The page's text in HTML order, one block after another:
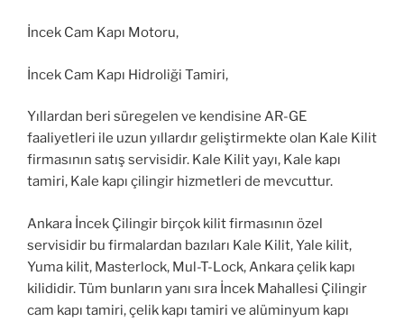
İncek Cam Kapı Motoru,
İncek Cam Kapı Hidroliği Tamiri,
Yıllardan beri süregelen ve kendisine AR-GE
faaliyetleri ile uzun yıllardır geliştirmekte olan Kale Kilit
firmasının satış servisidir. Kale Kilit yayı, Kale kapı
tamiri, Kale kapı çilingir hizmetleri de mevcuttur.
Ankara İncek Çilingir birçok kilit firmasının özel
servisidir bu firmalardan bazıları Kale Kilit, Yale kilit,
Yuma kilit, Masterlock, Mul-T-Lock, Ankara çelik kapı
kilididir. Tüm bunların yanı sıra İncek Mahallesi Çilingir
cam kapı tamiri, çelik kapı tamiri ve alüminyum kapı